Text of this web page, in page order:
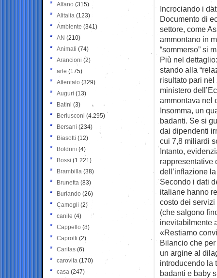
Incrociando i
Documento di
settore, come
ammontano in
“sommerso” si
Più nel
stando alla
risultato pari
ministero
ammontava nel
Insomma, un
badanti. Se si
dai dipendenti
cui 7,8 miliardi
Intanto,
rappresentative
dell’inflazione
Secondo i dati
italiane hanno
costo dei
(che salgono
inevitabilmente
«Restiamo
Bilancio che
un argine al
introducendo la
badanti e baby
Alfano (315)
Alitalia (123)
Ambiente (341)
AN (210)
Animali (74)
Arancioni (2)
arte (175)
Attentato (329)
Auguri (13)
Batini (3)
Berlusconi (4.295)
Bersani (234)
Biasotti (12)
Boldrini (4)
Bossi (1.221)
Brambilla (38)
Brunetta (83)
Burlando (26)
Camogli (2)
canile (4)
Cappello (8)
Caprotti (2)
Caritas (6)
carovita (170)
casa (247)